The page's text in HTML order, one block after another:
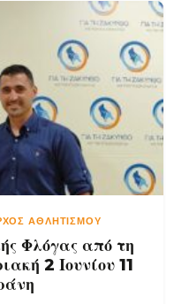
ΑΘΛΗΤΙΣΜΟΎ
Φλόγας από τη
2 Ιουνίου 11